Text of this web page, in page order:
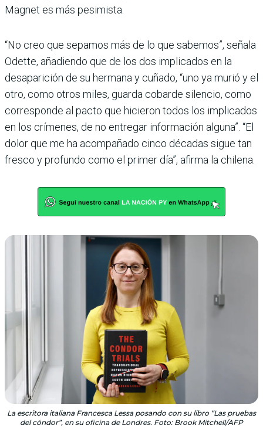
Magnet es más pesimista.
“No creo que sepamos más de lo que sabemos”, señala
Odette, añadiendo que de los dos implicados en la
desaparición de su hermana y cuñado, “uno ya murió y el
otro, como otros miles, guarda cobarde silencio, como
corresponde al pacto que hicieron todos los implicados
en los crímenes, de no entregar información alguna”. “El
dolor que me ha acompañado cinco décadas sigue tan
fresco y profundo como el primer día”, afirma la chilena.
La escritora italiana Francesca Lessa posando con su libro “Las pruebas
del cóndor”, en su oficina de Londres. Foto: Brook Mitchell/AFP